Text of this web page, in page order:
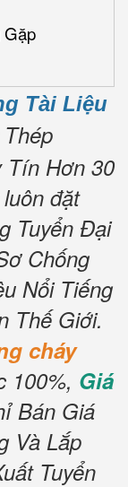
Gặp
Tài Liệu
Tín Hơn 30
đặt
Tuyển Đại
Chống
Nổi Tiếng
Thế Giới.
cháy
100%, Giá
Bán Giá
Và Lắp
Tuyển